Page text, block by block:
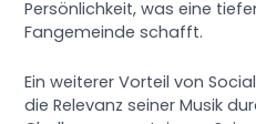
Persönlichkeit, was eine
Fangemeinde schafft.
Ein weiterer Vorteil von
die Relevanz seiner Musik